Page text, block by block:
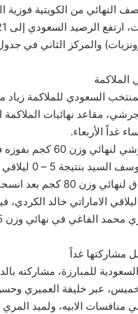
من الكويتية فوزية
الملاكمة
السعودي للملاكمة
مقاعد نهائيات الملاكمة
غداً الأربعاء.
وتأهل زياد مجرشي
على القطري يوسف
بودحالي، وصادق لنهائي
الاماراتي خالد الكردي،
الفاغي في نهائي وزن 55 كجم.
مشاركتها غداً
للمبارزة، مشاركته
عبر خليفة العميري
منافسات الابيه، ولميد